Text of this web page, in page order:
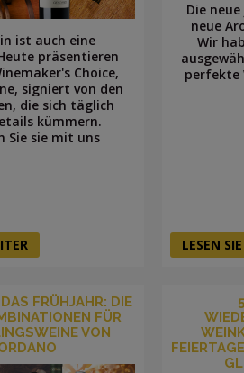
ist auch eine
präsentieren
Choice,
signiert von den
die sich täglich
kümmern.
Sie sie mit uns
Die
neue
Wir
perfekte
LESEN
FRÜHJAHR: DIE
FÜR
VON